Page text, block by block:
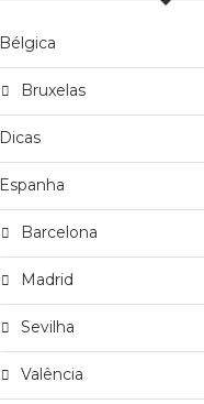
Bélgica
Bruxelas
Dicas
Espanha
Barcelona
Madrid
Sevilha
Valência